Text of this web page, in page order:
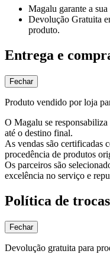
Magalu garante a
Devolução Gratuita
produto.
Entrega e
Fechar
Produto vendido por loja
O Magalu se
até o destino final.
As vendas são certificadas
procedência de produtos
Os parceiros são
excelência no serviço e
Política de
Fechar
Devolução gratuita para